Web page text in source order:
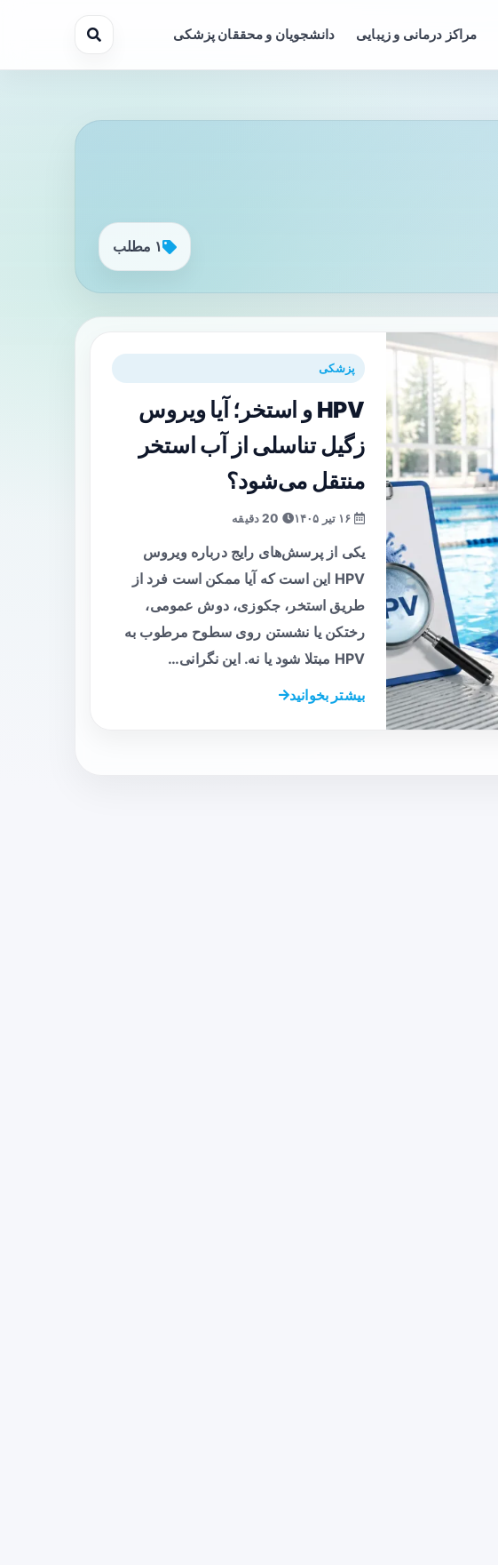
مراکز درمانی و زیبایی دانشجویان و محققان پزشکی
۱ مطلب
پزشکی
HPV و استخر؛ آیا ویروس
زگیل تناسلی از آب استخر
منتقل می‌شود؟
یکی از پرسش‌های رایج درباره ویروس
HPV این است که آیا ممکن است فرد از
طریق استخر، جکوزی، دوش عمومی،
رختکن یا نشستن روی سطوح مرطوب به
HPV مبتلا شود یا نه. این نگرانی…
بیشتر بخوانید